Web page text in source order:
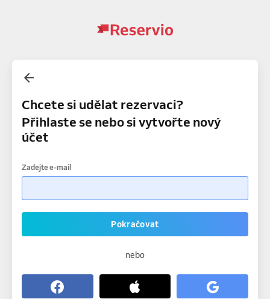
Chcete si udělat rezervaci?
Přihlaste se nebo si vytvořte nový
účet
Zadejte e-mail
Pokračovat
nebo